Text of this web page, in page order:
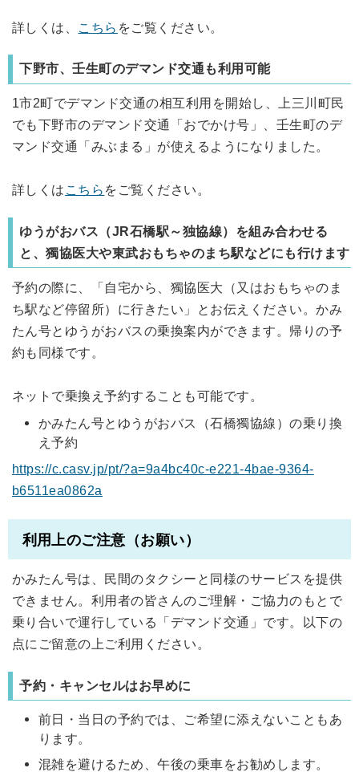
詳しくは、 こちら をご覧ください。
下野市、壬生町のデマンド交通も利用可能
1市2町でデマンド交通の相互利用を開始し、上三川町民
でも下野市のデマンド交通「おでかけ号」、壬生町のデ
マンド交通「みぶまる」が使えるようになりました。
詳しくは こちら をご覧ください。
ゆうがおバス（JR石橋駅～独協線）を組み合わせる
と、獨協医大や東武おもちゃのまち駅などにも行けます
予約の際に、「自宅から、獨協医大（又はおもちゃのま
ち駅など停留所）に行きたい」とお伝えください。かみ
たん号とゆうがおバスの乗換案内ができます。帰りの予
約も同様です。
ネットで乗換え予約することも可能です。
かみたん号とゆうがおバス（石橋獨協線）の乗り換
え予約
https://c.casv.jp/pt/?a=9a4bc40c-e221-4bae-9364-
b6511ea0862a
利用上のご注意（お願い）
かみたん号は、民間のタクシーと同様のサービスを提供
できません。利用者の皆さんのご理解・ご協力のもとで
乗り合いで運行している「デマンド交通」です。以下の
点にご留意の上ご利用ください。
予約・キャンセルはお早めに
前日・当日の予約では、ご希望に添えないこともあ
ります。
混雑を避けるため、午後の乗車をお勧めします。